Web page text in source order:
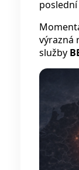
výrazná
služby